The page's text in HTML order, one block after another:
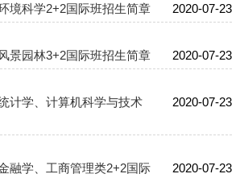
境科学2+2国际班招生简章 2020-07-23
景园林3+2国际班招生简章 2020-07-23
计学、计算机科学与技术
2020-07-23
融学、工商管理类2+2国际
2020-07-23